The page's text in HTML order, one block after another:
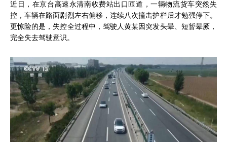
近日，在京台高速永清南收费站出口匝道，一辆物流货车突然失
控，车辆在路面剧烈左右偏移，连续八次撞击护栏后才勉强停下。
更惊险的是，失控全过程中，驾驶人黄某因突发头晕、短暂晕厥，
完全失去驾驶意识。